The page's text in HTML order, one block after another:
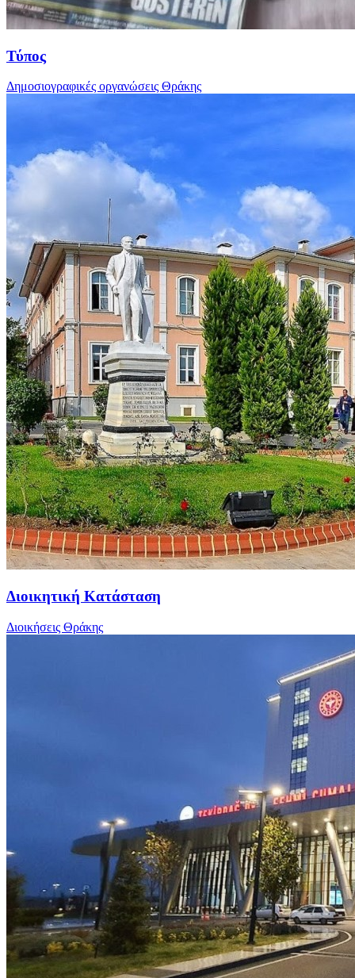
Τύπος
Δημοσιογραφικές οργανώσεις Θράκης
Διοικητική Κατάσταση
Διοικήσεις Θράκης